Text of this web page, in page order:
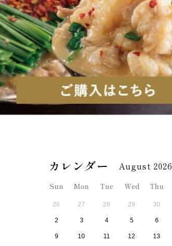
August 2026
Sun Mon Tue Wed Thu
26 27 28 29 30
2 3 4 5 6
9 10 11 12 13